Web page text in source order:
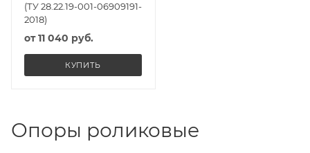
(ТУ 28.22.19-001-06909191-
2018)
от11 040 руб.
КУПИТЬ
Опоры роликовые